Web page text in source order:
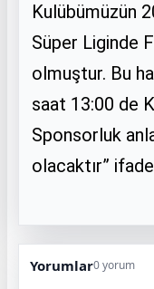
Kulübümüzün
Süper Liginde
olmuştur. Bu
saat 13:00 de
Sponsorluk
olacaktır”
Yorumlar0 yorum